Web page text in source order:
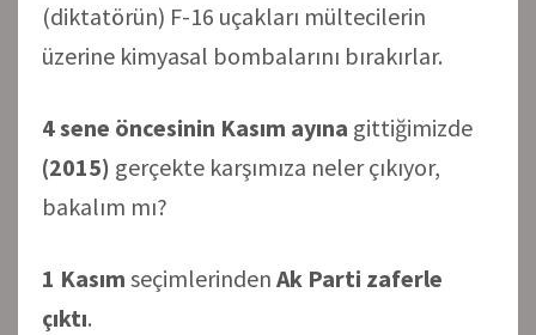
(diktatörün) F-16 uçakları mültecilerin
üzerine kimyasal bombalarını bırakırlar.
4 sene öncesinin Kasım ayına gittiğimizde
(2015) gerçekte karşımıza neler çıkıyor,
bakalım mı?
1 Kasım seçimlerinden Ak Parti zaferle
çıktı.